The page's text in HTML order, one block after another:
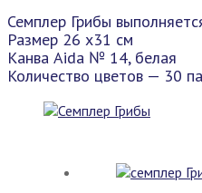
Семплер Грибы
Размер 26 х31 см
Канва Aida № 14, белая
Количество цветов — 30